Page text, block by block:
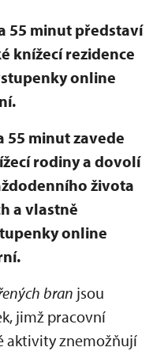
55 minut představí
knížecí rezidence
online
55 minut zavede
rodiny a dovolí
života
a vlastně
online
bran jsou
jimž pracovní
aktivity znemožňují